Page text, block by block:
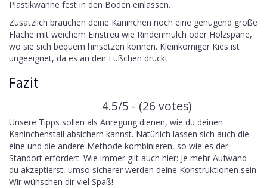
Plastikwanne fest in den Boden einlassen.
Zusätzlich brauchen deine Kaninchen noch eine genügend große
Fläche mit weichem Einstreu wie Rindenmulch oder Holzspäne,
wo sie sich bequem hinsetzen können. Kleinkörniger Kies ist
ungeeignet, da es an den Füßchen drückt.
Fazit
4.5/5 - (26 votes)
Unsere Tipps sollen als Anregung dienen, wie du deinen
Kaninchenstall absichern kannst. Natürlich lassen sich auch die
eine und die andere Methode kombinieren, so wie es der
Standort erfordert. Wie immer gilt auch hier: Je mehr Aufwand
du akzeptierst, umso sicherer werden deine Konstruktionen sein.
Wir wünschen dir viel Spaß!